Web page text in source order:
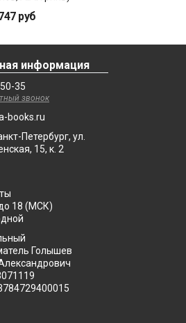
руб
информация
35
звонок
books.ru
Петербург, ул.
15, к. 2
18 (МСК)
Голышев